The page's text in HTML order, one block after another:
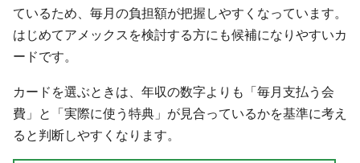
ているため、毎月の負担額が把握しやすくなっています。
はじめてアメックスを検討する方にも候補になりやすいカ
ードです。
カードを選ぶときは、年収の数字よりも「毎月支払う会
費」と「実際に使う特典」が見合っているかを基準に考え
ると判断しやすくなります。